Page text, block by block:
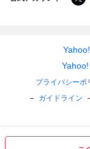
プライバシーポ
ガイドライン